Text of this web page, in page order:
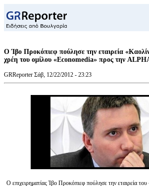
Ο Ίβο Προκόπιεφ πούλησε την εταιρεία
χρέη του ομίλου «Economedia» προς την
GRReporter Σάβ, 12/22/2012 - 23:23
Ο επιχειρηματίας Ίβο Προκόπιεφ πούλησε την εταιρεία